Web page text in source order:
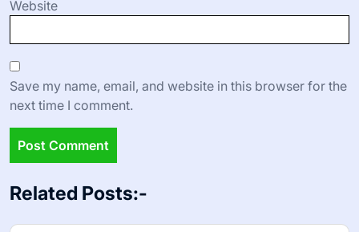
Website
Save my name, email, and website in this browser for the
next time I comment.
Related Posts:-